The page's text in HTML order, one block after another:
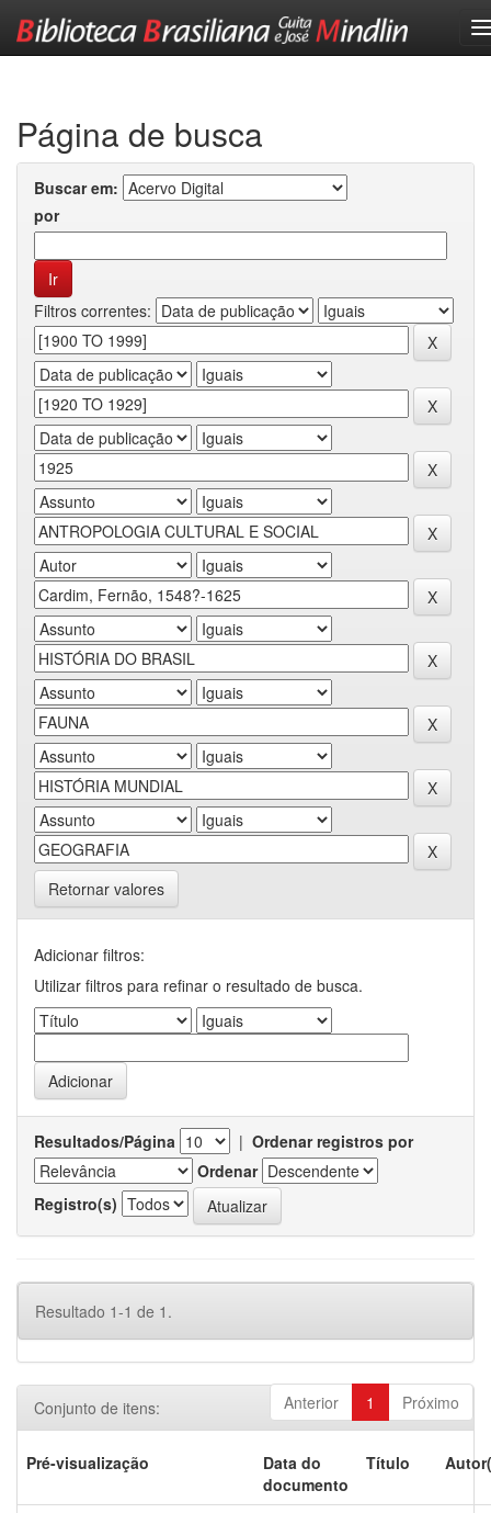
Página de busca
Buscar em:
por
Filtros correntes:
Retornar valores
Adicionar filtros:
Utilizar filtros para refinar o resultado de busca.
Resultados/Página | Ordenar registros por
Ordenar
Registro(s)
Resultado 1-1 de 1.
Anterior 1 Próximo
Conjunto de itens:
Pré-visualização
Data do
documento
Título